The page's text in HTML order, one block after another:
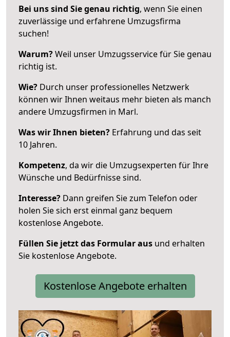
Bei uns sind Sie genau richtig, wenn Sie einen
zuverlässige und erfahrene Umzugsfirma
suchen!
Warum?Weil unser Umzugsservice für Sie genau
richtig ist.
Wie? Durch unser professionelles Netzwerk
können wir Ihnen weitaus mehr bieten als manch
andere Umzugsfirmen in Marl.
Was wir Ihnen bieten? Erfahrung und das seit
10 Jahren.
Kompetenz, da wir die Umzugsexperten für Ihre
Wünsche und Bedürfnisse sind.
Interesse? Dann greifen Sie zum Telefon oder
holen Sie sich erst einmal ganz bequem
kostenlose Angebote.
Füllen Sie jetzt das Formular aus und erhalten
Sie kostenlose Angebote.
Kostenlose Angebote erhalten